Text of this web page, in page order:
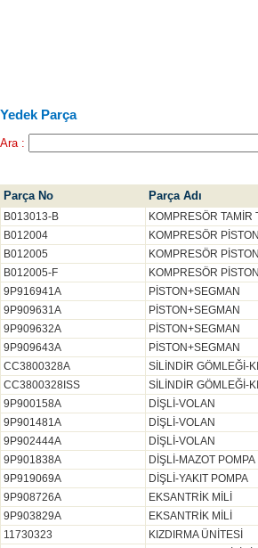
Yedek Parça
Ara :
Parça No Parça Adı
B013013-B
KOMPRESÖR TAMİR
B012004
KOMPRESÖR
B012005
KOMPRESÖR
B012005-F
KOMPRESÖR
9P916941A
PİSTON+SEGMAN
9P909631A
PİSTON+SEGMAN
9P909632A
PİSTON+SEGMAN
9P909643A
PİSTON+SEGMAN
CC3800328A
SİLİNDİR GÖMLEĞİ-
CC3800328ISS
SİLİNDİR GÖMLEĞİ-
9P900158A
DİŞLİ-VOLAN
9P901481A
DİŞLİ-VOLAN
9P902444A
DİŞLİ-VOLAN
9P901838A
DİŞLİ-MAZOT POMPA
9P919069A
DİŞLİ-YAKIT POMPA
9P908726A
EKSANTRİK MİLİ
9P903829A
EKSANTRİK MİLİ
11730323
KIZDIRMA ÜNİTESİ